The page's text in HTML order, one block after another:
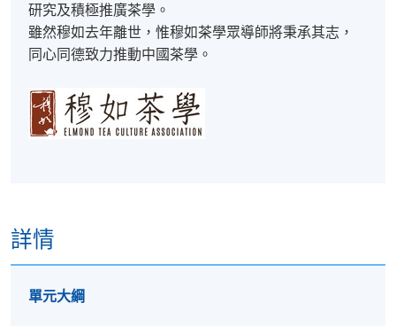
研究及積極推廣茶學。
​雖然穆如去年離世，惟穆如茶學眾導師將秉承其志，
同心同德致力推動中國茶學。
詳情
單元大綱